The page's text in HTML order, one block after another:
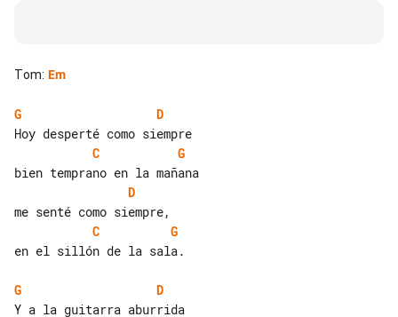
Tom: Em
G
D
C
G
D
C
G
en el sillón de la sala.
G
D